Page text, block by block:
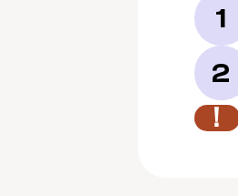
1
2
！